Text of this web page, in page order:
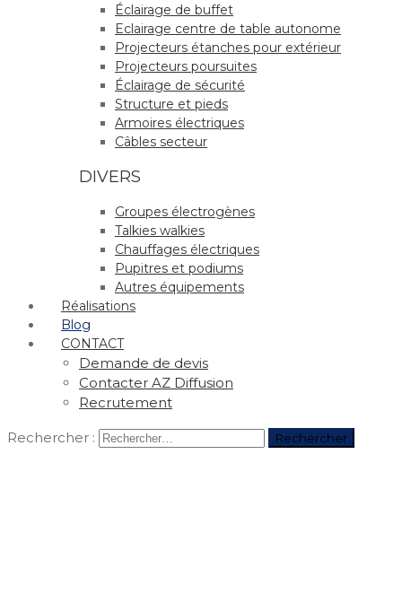
Éclairage de buffet
Eclairage centre de table autonome
Projecteurs étanches pour extérieur
Projecteurs poursuites
Éclairage de sécurité
Structure et pieds
Armoires électriques
Câbles secteur
DIVERS
Groupes électrogènes
Talkies walkies
Chauffages électriques
Pupitres et podiums
Autres équipements
Réalisations
Blog
CONTACT
Demande de devis
Contacter AZ Diffusion
Recrutement
Rechercher :